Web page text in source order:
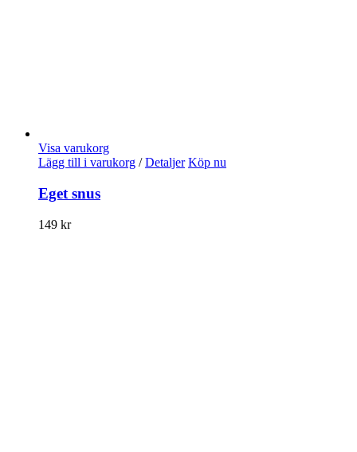
Visa varukorg
Lägg till i varukorg / Detaljer Köp nu
Eget snus
149 kr